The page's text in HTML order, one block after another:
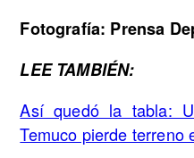
Fotografía: Prensa
LEE TAMBIÉN:
Así quedó la tabla:
Temuco pierde terreno